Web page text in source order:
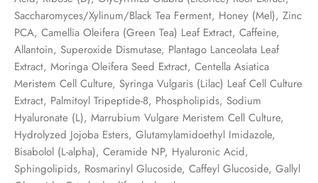
Saccharomyces/Xylinum/Black Tea Ferment, Honey (Mel), Zinc
PCA, Camellia Oleifera (Green Tea) Leaf Extract, Caffeine,
Allantoin, Superoxide Dismutase, Plantago Lanceolata Leaf
Extract, Moringa Oleifera Seed Extract, Centella Asiatica
Meristem Cell Culture, Syringa Vulgaris (Lilac) Leaf Cell Culture
Extract, Palmitoyl Tripeptide-8, Phospholipids, Sodium
Hyaluronate (L), Marrubium Vulgare Meristem Cell Culture,
Hydrolyzed Jojoba Esters, Glutamylamidoethyl Imidazole,
Bisabolol (L-alpha), Ceramide NP, Hyaluronic Acid,
Sphingolipids, Rosmarinyl Glucoside, Caffeyl Glucoside, Gallyl